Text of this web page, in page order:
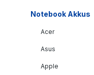
Notebook Akkus
Acer
Asus
Apple